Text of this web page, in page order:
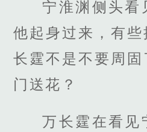
宁淮渊侧头看
他起身过来，有
长霆不是不要周固
门送花？
万长霆在看见